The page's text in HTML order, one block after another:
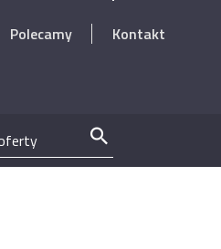
Polecamy Kontakt